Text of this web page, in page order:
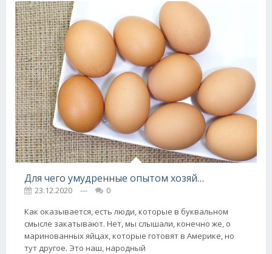
Для чего умудренные опытом хозяйки закатывают яйца в банки
23.12.2020 ---
0
Как оказывается, есть люди, которые в буквальном
смысле закатывают. Нет, мы слышали, конечно же, о
маринованных яйцах, которые готовят в Америке, но
тут другое. Это наш, народный